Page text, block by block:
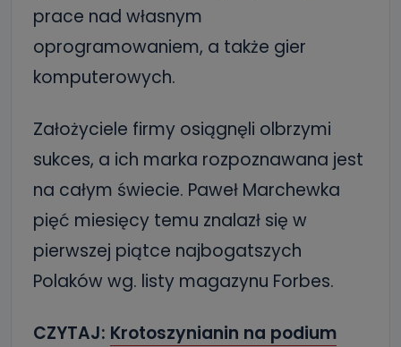
prace nad własnym
oprogramowaniem, a także gier
komputerowych.
Założyciele firmy osiągnęli olbrzymi
sukces, a ich marka rozpoznawana jest
na całym świecie. Paweł Marchewka
pięć miesięcy temu znalazł się w
pierwszej piątce najbogatszych
Polaków wg. listy magazynu Forbes.
CZYTAJ: Krotoszynianin na podium